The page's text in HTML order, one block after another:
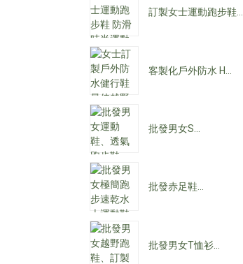
訂製女士運動跑步鞋...
客製化戶外防水 H...
批發男女S...
批發赤足鞋...
批發男女T恤衫...